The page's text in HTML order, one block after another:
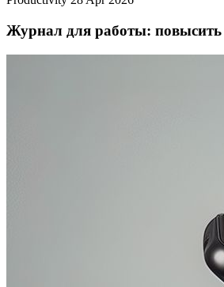
Журнал для работы: повысить